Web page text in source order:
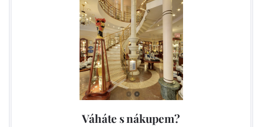
Váháte s nákupem?